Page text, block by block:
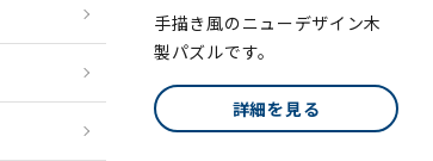
手描き風のニューデザイン木
製パズルです。
詳細を見る